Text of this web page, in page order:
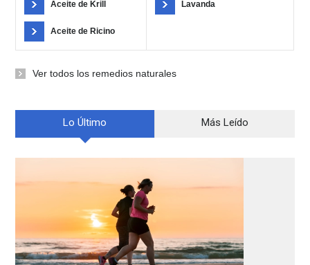
Aceite de Krill
Aceite de Ricino
Lavanda
Ver todos los remedios naturales
Lo Último Más Leído